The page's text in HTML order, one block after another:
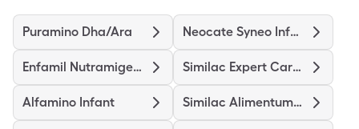
Puramino Dha/Ara Neocate Syneo Infant
Enfamil Nutramigen Probiot Lgg Similac Expert Care Alimentum
Alfamino Infant Similac Alimentum-Iron